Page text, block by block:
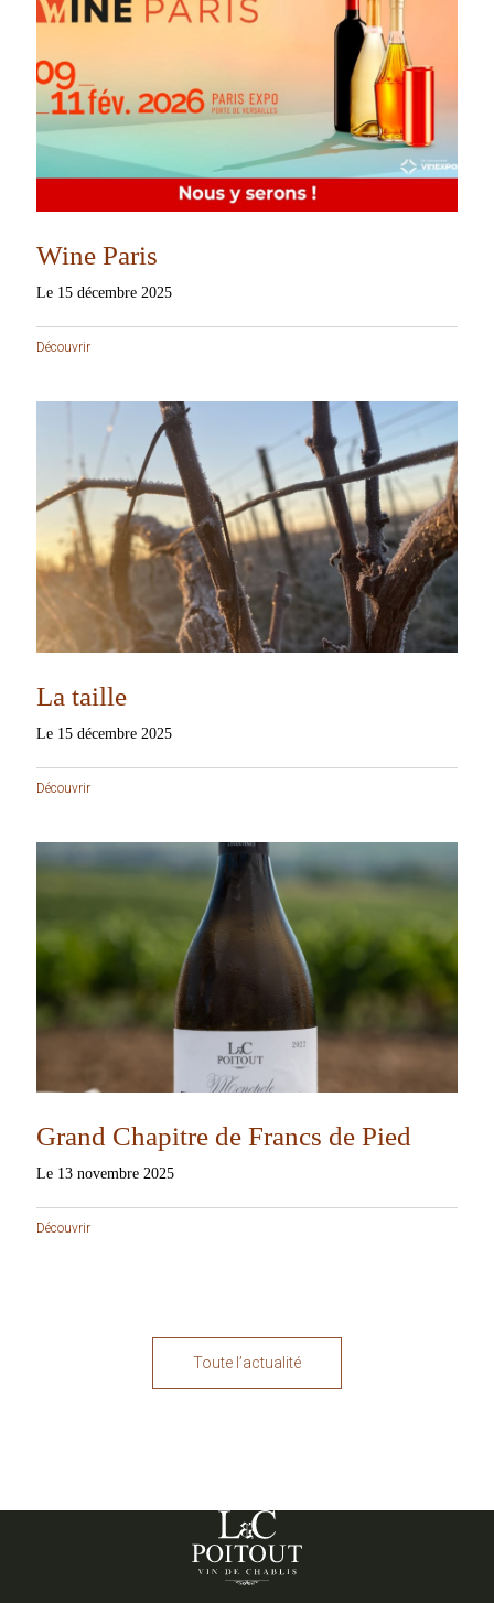
Wine Paris
Le 15 décembre 2025
Découvrir
La taille
Le 15 décembre 2025
Découvrir
Grand Chapitre de Francs de Pied
Le 13 novembre 2025
Découvrir
Toute l’actualité